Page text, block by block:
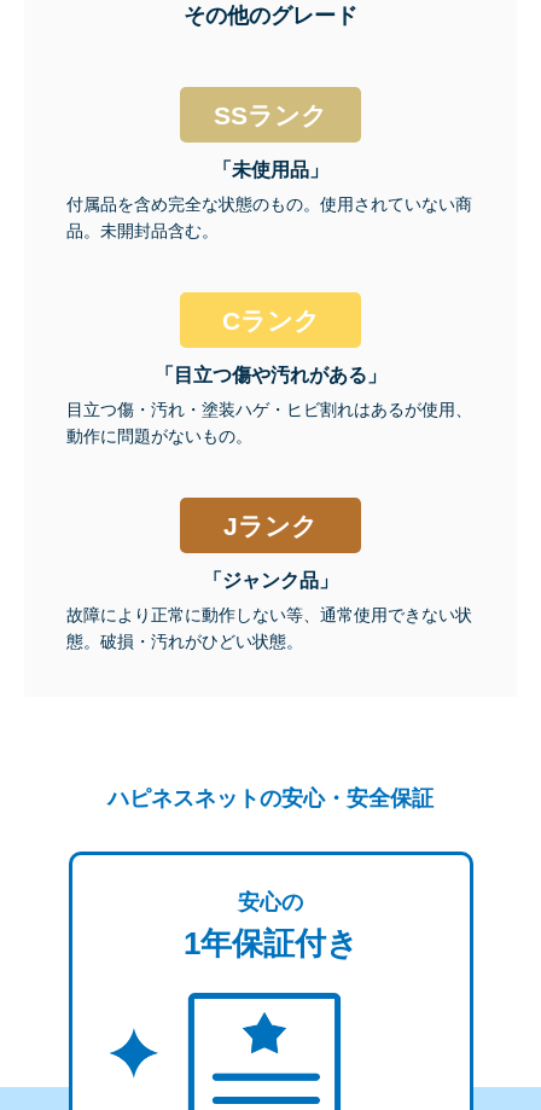
その他のグレード
SSランク
「未使用品」
付属品を含め完全な状態のもの。使用されていない商
品。未開封品含む。
Cランク
「目立つ傷や汚れがある」
目立つ傷・汚れ・塗装ハゲ・ヒビ割れはあるが使用、
動作に問題がないもの。
Jランク
「ジャンク品」
故障により正常に動作しない等、通常使用できない状
態。破損・汚れがひどい状態。
ハピネスネットの安心・安全保証
安心の
1年保証付き